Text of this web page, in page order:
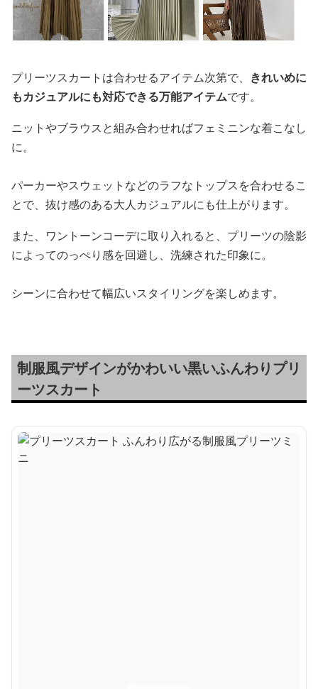
プリーツスカートは合わせるアイテム次第で、 きれいめに
もカジュアルにも対応できる万能アイテムです。
ニットやブラウスと組み合わせればフェミニンな着こなし
に。
パーカーやスウェットなどのラフなトップスを合わせるこ
とで、抜け感のある大人カジュアルにも仕上がります。
また、ワントーンコーデに取り入れると、プリーツの陰影
によってのっぺり感を回避し、洗練された印象に。
シーンに合わせて幅広いスタイリングを楽しめます。
制服風デザインがかわいい黒いふんわりプリ
ーツスカート